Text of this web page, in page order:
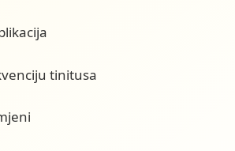
tinitusa